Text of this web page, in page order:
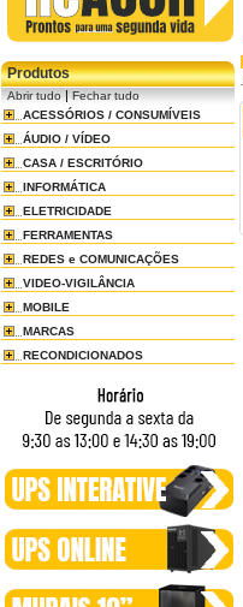
Produtos
Abrir tudo|Fechar tudo
ACESSÓRIOS / CONSUMÍVEIS
ÁUDIO / VÍDEO
CASA / ESCRITÓRIO
INFORMÁTICA
ELETRICIDADE
FERRAMENTAS
REDES e COMUNICAÇÕES
VIDEO-VIGILÂNCIA
MOBILE
MARCAS
RECONDICIONADOS